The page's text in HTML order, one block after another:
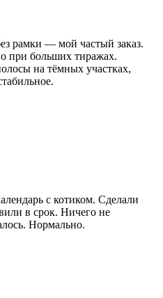
рамки — мой частый заказ.
при больших тиражах.
на тёмных участках,
с котиком. Сделали
в срок. Ничего не
Нормально.